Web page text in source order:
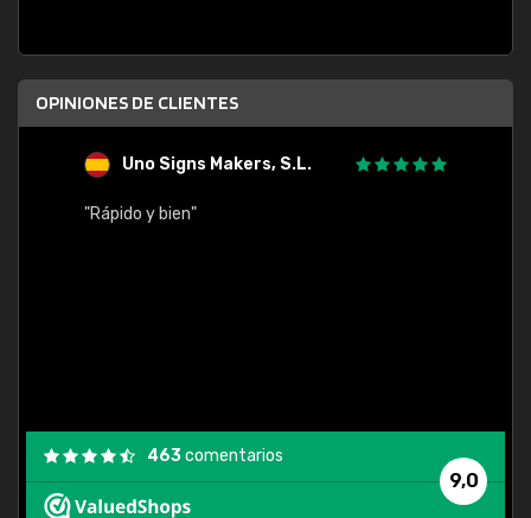
OPINIONES DE CLIENTES
Uno Signs Makers, S.L.
"Rápido y bien"
9,0
463comentarios